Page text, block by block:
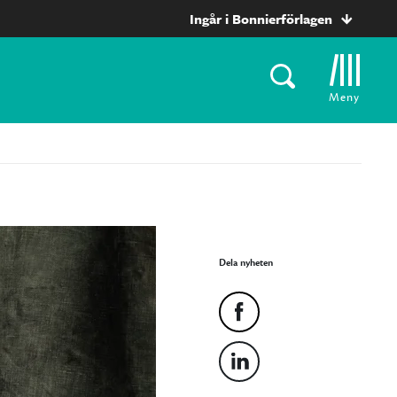
Ingår i Bonnierförlagen
Meny
Dela nyheten